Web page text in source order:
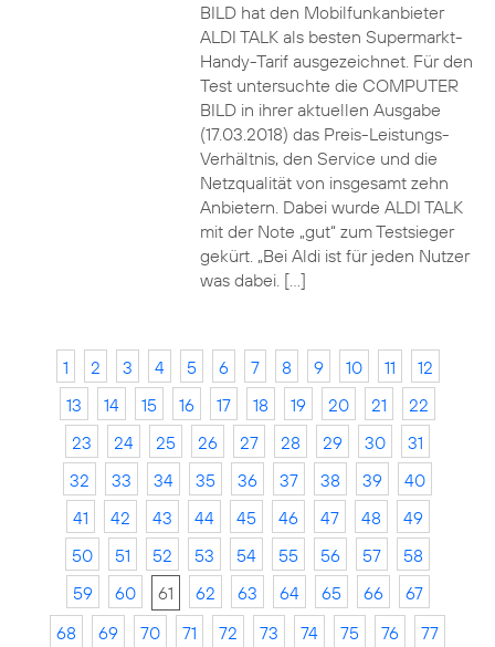
BILD hat den Mobilfunkanbieter
ALDI TALK als besten Supermarkt-
Handy-Tarif ausgezeichnet. Für den
Test untersuchte die COMPUTER
BILD in ihrer aktuellen Ausgabe
(17.03.2018) das Preis-Leistungs-
Verhältnis, den Service und die
Netzqualität von insgesamt zehn
Anbietern. Dabei wurde ALDI TALK
mit der Note „gut“ zum Testsieger
gekürt. „Bei Aldi ist für jeden Nutzer
was dabei. […]
1 2 3 4 5 6 7 8 9 10 11
12
13
14 15 16 17 18 19 20 21
22
23
24 25 26 27 28 29 30
31
32
33 34 35 36 37 38 39
40
41
42 43 44 45 46 47 48
49
50
51 52 53 54 55 56 57
58
59
60 61 62 63 64 65 66
67
68
69 70 71 72 73 74 75 76
77